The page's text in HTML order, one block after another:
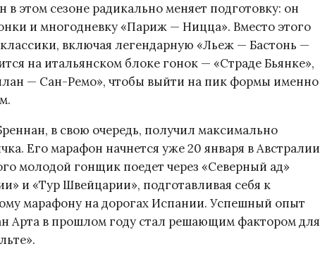
этом сезоне радикально меняет подготовку: он
и многодневку «Париж — Ницца». Вместо этого
включая легендарную «Льеж — Бастонь —
на итальянском блоке гонок — «Страде Бьянке»,
— Сан-Ремо», чтобы выйти на пик формы именно
в свою очередь, получил максимально
Его марафон начнется уже 20 января в Австралии
молодой гонщик поедет через «Северный ад»
и «Тур Швейцарии», подготавливая себя к
марафону на дорогах Испании. Успешный опыт
Арта в прошлом году стал решающим фактором для